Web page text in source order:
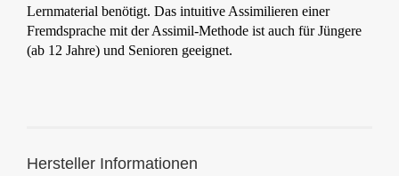
Lernmaterial benötigt. Das intuitive Assimilieren einer
Fremdsprache mit der Assimil-Methode ist auch für Jüngere
(ab 12 Jahre) und Senioren geeignet.
Hersteller Informationen